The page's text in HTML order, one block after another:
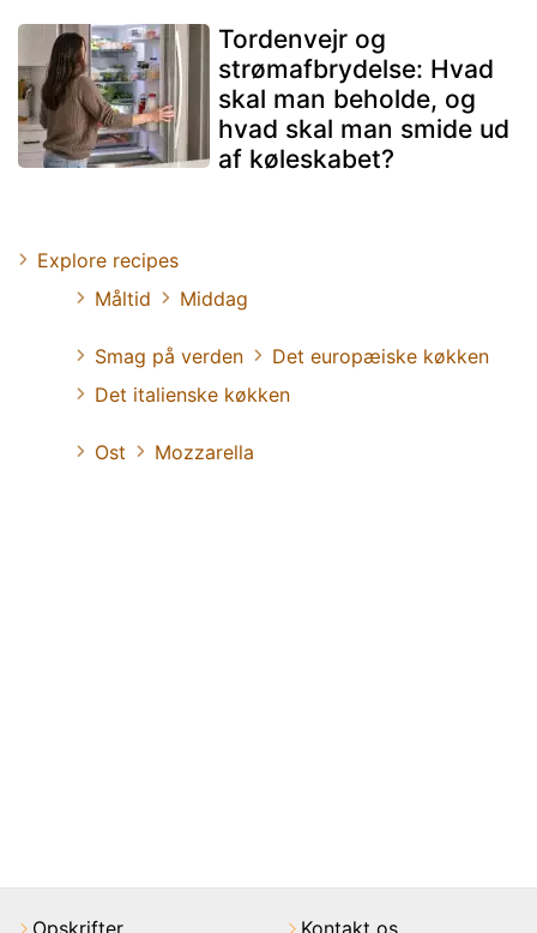
Tordenvejr og
strømafbrydelse: Hvad
skal man beholde, og
hvad skal man smide ud
af køleskabet?
Explore recipes
Måltid
Middag
Smag på verden
Det europæiske køkken
Det italienske køkken
Ost Mozzarella
Opskrifter Kontakt os